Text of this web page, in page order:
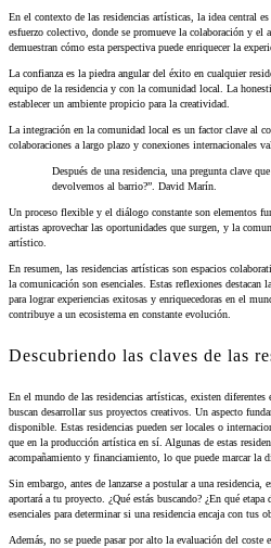
En el contexto de las residencias artísticas, la idea central
esfuerzo colectivo, donde se promueve la colaboración y
demuestran cómo esta perspectiva puede enriquecer la
La confianza es la piedra angular del éxito en cualquier
equipo de la residencia y con la comunidad local. La
establecer un ambiente propicio para la creatividad.
La integración en la comunidad local es un factor clave al
colaboraciones a largo plazo y conexiones internacionales
Después de una residencia, una pregunta clave
devolvemos al barrio?”. David Marín.
Un proceso flexible y el diálogo constante son elementos
artistas aprovechar las oportunidades que surgen, y la
artístico.
En resumen, las residencias artísticas son espacios
la comunicación son esenciales. Estas reflexiones
para lograr experiencias exitosas y enriquecedoras en el
contribuye a un ecosistema en constante evolución.
Descubriendo las claves de las
En el mundo de las residencias artísticas, existen
buscan desarrollar sus proyectos creativos. Un aspecto
disponible. Estas residencias pueden ser locales o
que en la producción artística en sí. Algunas de estas
acompañamiento y financiamiento, lo que puede marcar la
Sin embargo, antes de lanzarse a postular a una residencia,
aportará a tu proyecto. ¿Qué estás buscando? ¿En qué etapa
esenciales para determinar si una residencia encaja con tus
Además, no se puede pasar por alto la evaluación del coste